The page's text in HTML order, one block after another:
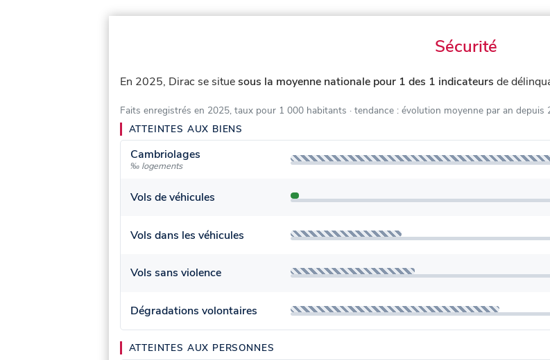
Sécurité
En 2025, Dirac se situesous la moyenne nationale pour 1 des 1 indicateurs de
Faits enregistrés en 2025, taux pour 1 000 habitants · tendance : évolution moyenne par an depuis
ATTEINTES AUX BIENS
Cambriolages
‰ logements
Vols de véhicules
Vols dans les véhicules
Vols sans violence
Dégradations volontaires
ATTEINTES AUX PERSONNES